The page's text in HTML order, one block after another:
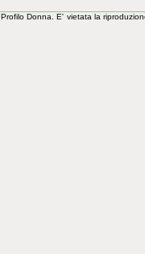
Donna. E' vietata la